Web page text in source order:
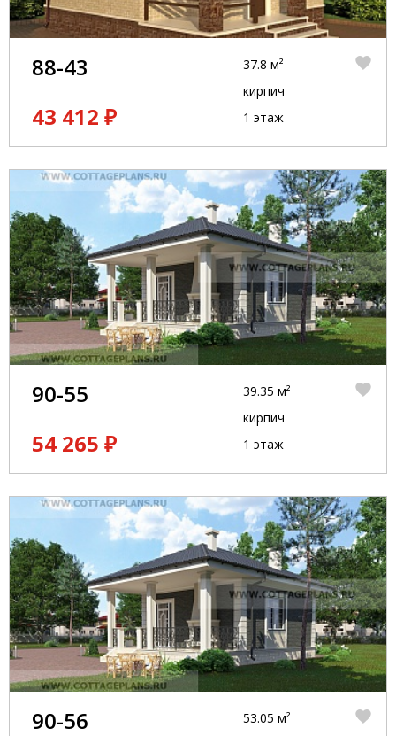
88-43
43 412 ₽
37.8 м²
кирпич
1 этаж
90-55
54 265 ₽
39.35 м²
кирпич
1 этаж
90-56 53.05 м²